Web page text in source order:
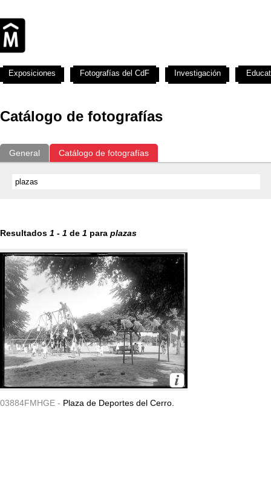
Catálogo de fotografías
General Catálogo de fotografías
Resultados 1 - 1 de 1 para plazas
03884FMHGE - Plaza de Deportes del Cerro.
Exposiciones Fotografías del CdF Investigación